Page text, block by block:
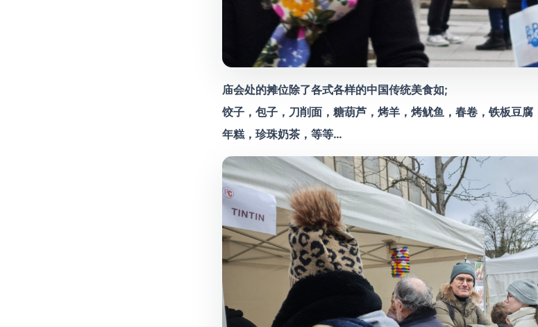
庙会处的摊位除了各式各样的中国传统美食如;
饺子，包子，刀削面，糖葫芦，烤羊，烤鱿鱼，春卷，铁板豆腐
年糕，珍珠奶茶，等等…